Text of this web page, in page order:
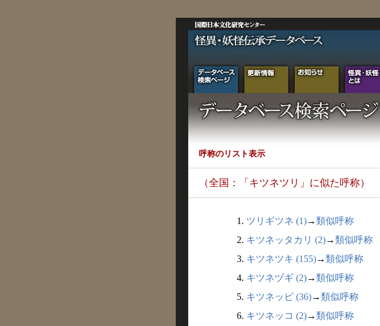
呼称のリスト表示
（全国：「キツネツリ」に似た呼称）
1. ツリギツネ (1)→類似呼称
2. キツネッタカリ (2)→類似呼称
3. キツネツキ (155)→類似呼称
4. キツネヅギ (2)→類似呼称
5. キツネッピ (36)→類似呼称
6. キツネッコ (2)→類似呼称